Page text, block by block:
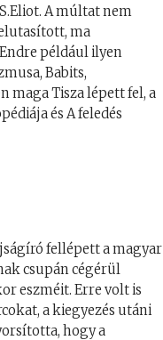
A múltat nem
ma
például ilyen
Babits,
maga Tisza lépett fel, a
és A feledés
fellépett a magyar
csupán cégérül
eszméit. Erre volt is
a kiegyezés utáni
hogy a